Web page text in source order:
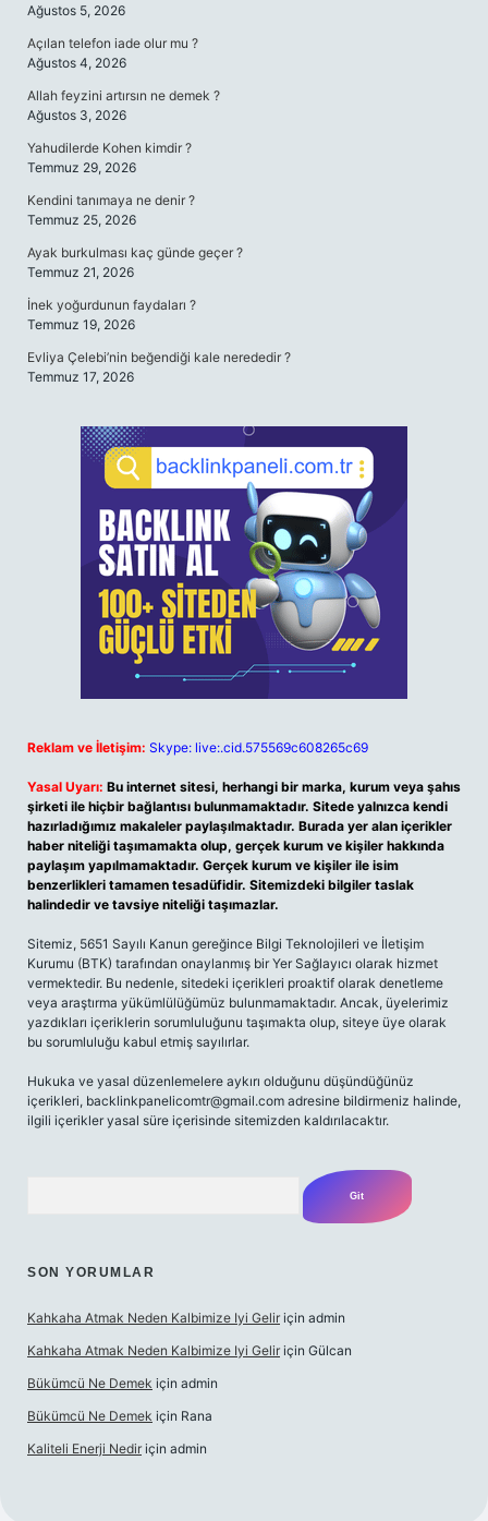
Ağustos 5, 2026
Açılan telefon iade olur mu ?
Ağustos 4, 2026
Allah feyzini artırsın ne demek ?
Ağustos 3, 2026
Yahudilerde Kohen kimdir ?
Temmuz 29, 2026
Kendini tanımaya ne denir ?
Temmuz 25, 2026
Ayak burkulması kaç günde geçer ?
Temmuz 21, 2026
İnek yoğurdunun faydaları ?
Temmuz 19, 2026
Evliya Çelebi’nin beğendiği kale nerededir ?
Temmuz 17, 2026
Reklam ve İletişim: Skype: live:.cid.575569c608265c69
Yasal Uyarı: Bu internet sitesi, herhangi bir marka, kurum veya şahıs
şirketi ile hiçbir bağlantısı bulunmamaktadır. Sitede yalnızca kendi
hazırladığımız makaleler paylaşılmaktadır. Burada yer alan içerikler
haber niteliği taşımamakta olup, gerçek kurum ve kişiler hakkında
paylaşım yapılmamaktadır. Gerçek kurum ve kişiler ile isim
benzerlikleri tamamen tesadüfidir. Sitemizdeki bilgiler taslak
halindedir ve tavsiye niteliği taşımazlar.
Sitemiz, 5651 Sayılı Kanun gereğince Bilgi Teknolojileri ve İletişim
Kurumu (BTK) tarafından onaylanmış bir Yer Sağlayıcı olarak hizmet
vermektedir. Bu nedenle, sitedeki içerikleri proaktif olarak denetleme
veya araştırma yükümlülüğümüz bulunmamaktadır. Ancak, üyelerimiz
yazdıkları içeriklerin sorumluluğunu taşımakta olup, siteye üye olarak
bu sorumluluğu kabul etmiş sayılırlar.
Hukuka ve yasal düzenlemelere aykırı olduğunu düşündüğünüz
içerikleri, backlinkpanelicomtr@gmail.com adresine bildirmeniz halinde,
ilgili içerikler yasal süre içerisinde sitemizden kaldırılacaktır.
SON YORUMLAR
Kahkaha Atmak Neden Kalbimize Iyi Gelir için admin
Kahkaha Atmak Neden Kalbimize Iyi Gelir için Gülcan
Bükümcü Ne Demek için admin
Bükümcü Ne Demek için Rana
Kaliteli Enerji Nedir için admin